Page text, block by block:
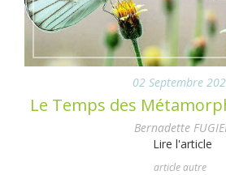
02 Septembre
Le Temps des
Bernadette
Lire l'article
article autre